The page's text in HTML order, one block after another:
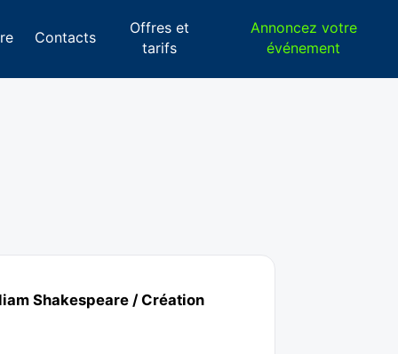
Contacts
Offres et
tarifs
Annoncez votre
événement
Shakespeare / Création